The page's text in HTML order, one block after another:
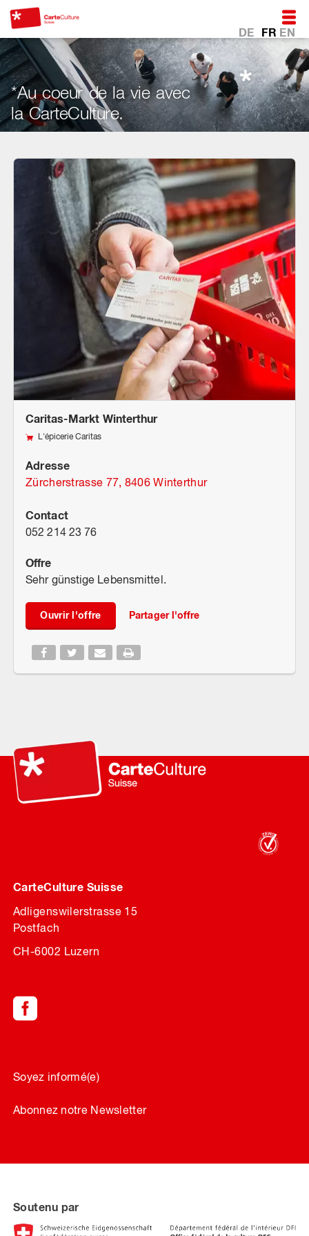
DE FR EN
*Au coeur de la vie avec
la CarteCulture.
Caritas-Markt Winterthur
L'épicerie Caritas
Adresse
Zürcherstrasse 77, 8406 Winterthur
Contact
052 214 23 76
Offre
Sehr günstige Lebensmittel.
Ouvrir l'offre Partager l'offre
CarteCulture Suisse
Adligenswilerstrasse 15
Postfach
CH-6002 Luzern
Soyez informé(e)
Abonnez notre Newsletter
Soutenu par